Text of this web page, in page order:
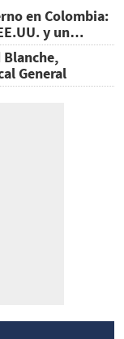
en Colombia:
y un
Blanche,
General